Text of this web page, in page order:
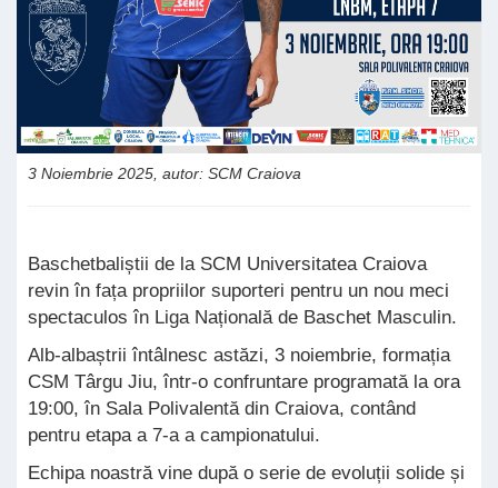
3 Noiembrie 2025, autor: SCM Craiova
Baschetbaliștii de la SCM Universitatea Craiova
revin în fața propriilor suporteri pentru un nou meci
spectaculos în Liga Națională de Baschet Masculin.
Alb-albaștrii întâlnesc astăzi, 3 noiembrie, formația
CSM Târgu Jiu, într-o confruntare programată la ora
19:00, în Sala Polivalentă din Craiova, contând
pentru etapa a 7-a a campionatului.
Echipa noastră vine după o serie de evoluții solide și